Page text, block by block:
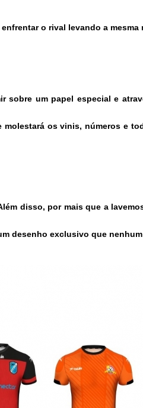
o rival levando a mesma
sobre um papel especial e
os vinis, números e
disso, por mais que a
desenho exclusivo que